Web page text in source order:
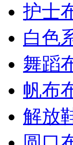
护士
白色
舞蹈
帆布
解放